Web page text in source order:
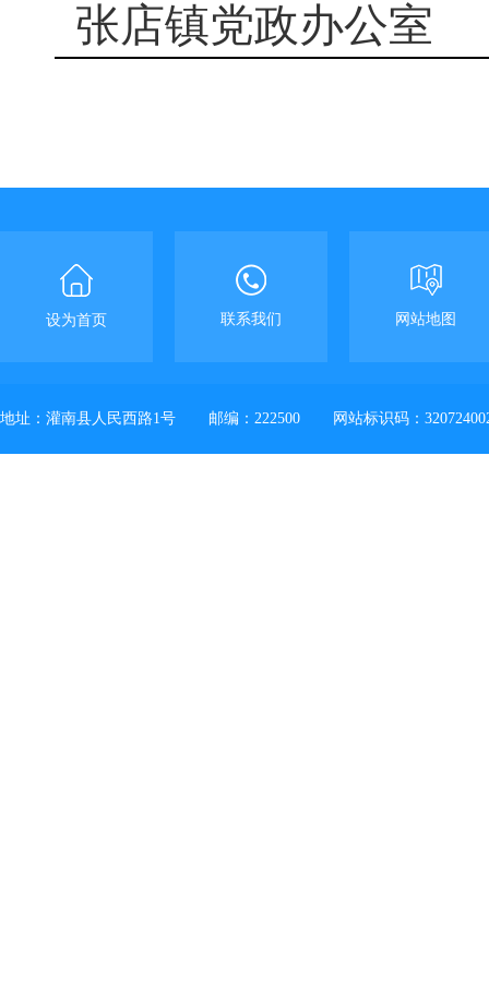
张店镇党政办公室
设为首页 联系我们 网站地图
地址：灌南县人民西路1号 邮编：222500 网站标识码：